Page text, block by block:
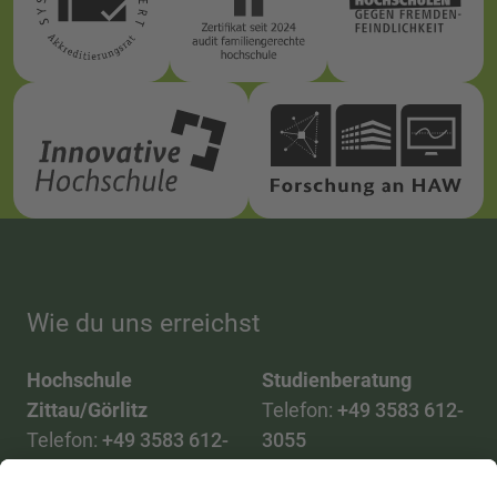
Wie du uns erreichst
Hochschule
Zittau/Görlitz
Telefon: +49 3583 612-
Studienberatung
Telefon: +49 3583 612-
3055